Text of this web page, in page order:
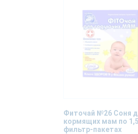
Фиточай №26 Соня
кормящих мам по
фильтр-пакетах